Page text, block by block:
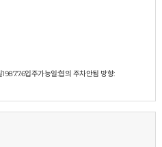
입주가능일:협의 주차안됨 방향: